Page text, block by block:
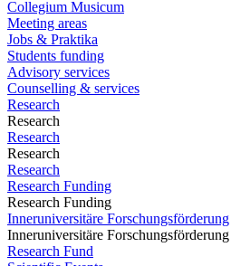
Collegium Musicum
Meeting areas
Jobs & Praktika
Students funding
Advisory services
Counselling & services
Research
Research
Research
Research
Research
Research Funding
Research Funding
Inneruniversitäre Forschungsförderung
Inneruniversitäre Forschungsförderung
Research Fund